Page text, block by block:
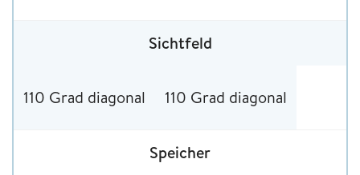
Sichtfeld
110 Grad diagonal 110 Grad diagonal
Speicher